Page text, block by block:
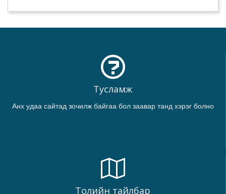
Тусламж
Анх удаа сайтад зочилж байгаа бол заавар танд хэрэг болно
Толийн тайлбар